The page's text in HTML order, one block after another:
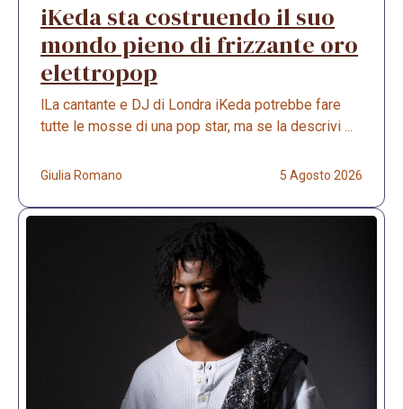
iKeda sta costruendo il suo
mondo pieno di frizzante oro
elettropop
lLa cantante e DJ di Londra iKeda potrebbe fare
tutte le mosse di una pop star, ma se la descrivi ...
Giulia Romano 5 Agosto 2026